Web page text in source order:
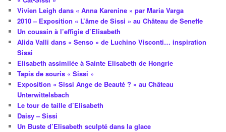
Vivien Leigh dans « Anna Karenine » par Maria Varga
2010 – Exposition « L’âme de Sissi » au Château de Seneffe
Un coussin à l’effigie d’Elisabeth
Alida Valli dans « Senso » de Luchino Visconti… inspiration
Sissi
Elisabeth assimilée à Sainte Elisabeth de Hongrie
Tapis de souris « Sissi »
Exposition « Sissi Ange de Beauté ? » au Château
Unterwittelsbach
Le tour de taille d’Elisabeth
Daisy – Sissi
Un Buste d’Elisabeth sculpté dans la glace